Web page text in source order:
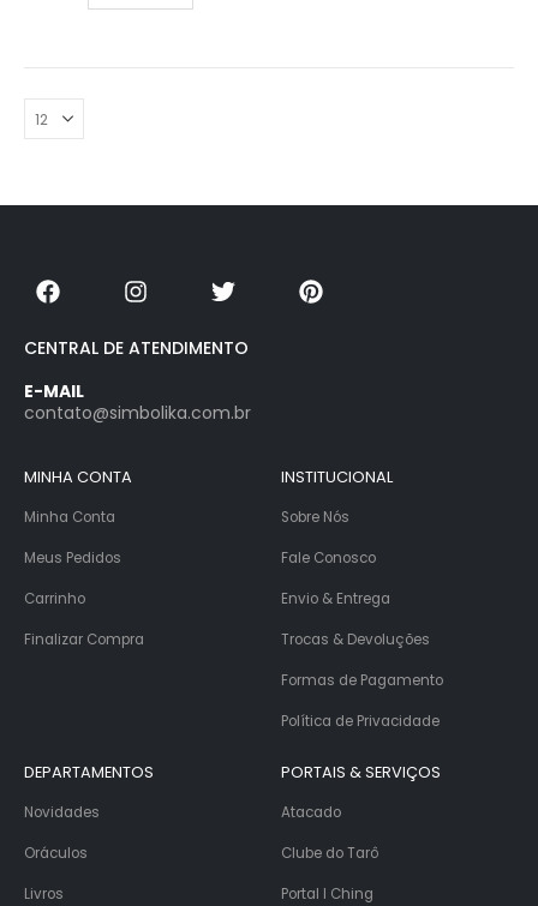
CENTRAL DE ATENDIMENTO
E-MAIL
contato@simbolika.com.br
MINHA CONTA
Minha Conta
Meus Pedidos
Carrinho
Finalizar Compra
INSTITUCIONAL
Sobre Nós
Fale Conosco
Envio & Entrega
Trocas & Devoluções
Formas de Pagamento
Política de Privacidade
DEPARTAMENTOS
Novidades
Oráculos
Livros
PORTAIS & SERVIÇOS
Atacado
Clube do Tarô
Portal I Ching